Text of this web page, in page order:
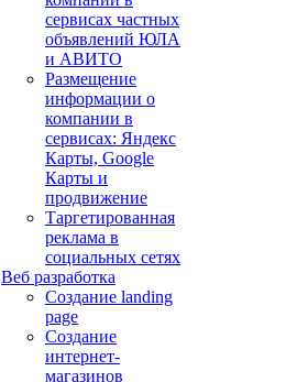
сервисах частных
объявлений ЮЛА
и АВИТО
Размещение
информации о
компании в
сервисах: Яндекс
Карты, Google
Карты и
продвижение
Таргетированная
реклама в
социальных сетях
Веб разработка
Создание landing
page
Создание
интернет-
магазинов